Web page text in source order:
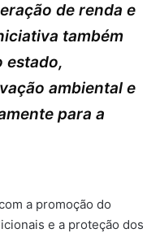
de renda e
também
estado,
ambiental e
para a
a promoção do
e a proteção dos